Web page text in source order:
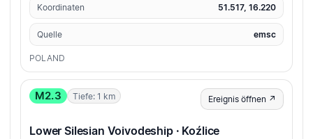
Koordinaten 51.517, 16.220
Quelle emsc
POLAND
M2.3 Tiefe: 1 km Ereignis öffnen ↗
Lower Silesian Voivodeship · Koźlice